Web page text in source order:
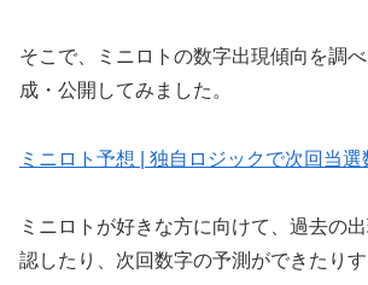
そこで、ミニロトの数字出現傾向を調
成・公開してみました。
ミニロト予想 | 独自ロジックで次回当選
ミニロトが好きな方に向けて、過去の
認したり、次回数字の予測ができたり